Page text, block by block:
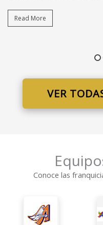
VER
Conoce las